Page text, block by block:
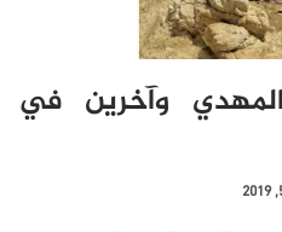
وآخرين في